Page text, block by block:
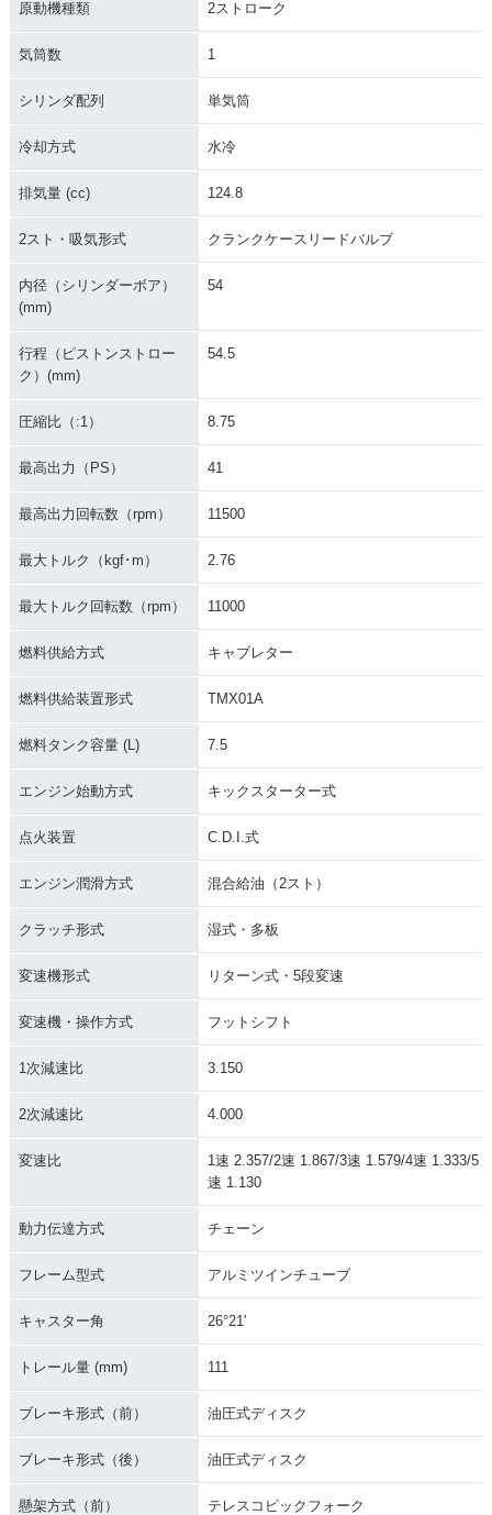
マイナーチェンジ
マイナーチェンジ
マイナーチェンジ
マイナーチェンジ
原動機種類 2ストローク
気筒数 1
シリンダ配列 単気筒
冷却方式 水冷
排気量 (cc) 124.8
2スト・吸気形式 クランクケースリードバルブ
内径（シリンダーボア）
(mm)
54
行程（ピストンストロー
ク）(mm)
54.5
圧縮比（:1） 8.75
最高出力（PS） 41
最高出力回転数（rpm） 11500
最大トルク（kgf･m） 2.76
最大トルク回転数（rpm） 11000
燃料供給方式 キャブレター
燃料供給装置形式 TMX01A
燃料タンク容量 (L) 7.5
エンジン始動方式 キックスターター式
点火装置 C.D.I.式
エンジン潤滑方式 混合給油（2スト）
クラッチ形式 湿式・多板
変速機形式 リターン式・5段変速
変速機・操作方式 フットシフト
1次減速比 3.150
2次減速比 4.000
変速比
1速 2.357/2速 1.867/3速 1.579/4速 1.333/5
速 1.130
動力伝達方式 チェーン
フレーム型式 アルミツインチューブ
キャスター角 26°21'
トレール量 (mm) 111
ブレーキ形式（前） 油圧式ディスク
ブレーキ形式（後） 油圧式ディスク
懸架方式（前） テレスコピックフォーク